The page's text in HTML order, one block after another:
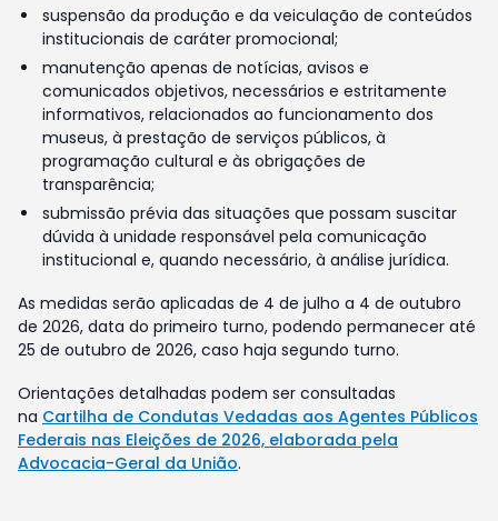
suspensão da produção e da veiculação de conteúdos
institucionais de caráter promocional;
manutenção apenas de notícias, avisos e
comunicados objetivos, necessários e estritamente
informativos, relacionados ao funcionamento dos
museus, à prestação de serviços públicos, à
programação cultural e às obrigações de
transparência;
submissão prévia das situações que possam suscitar
dúvida à unidade responsável pela comunicação
institucional e, quando necessário, à análise jurídica.
As medidas serão aplicadas de 4 de julho a 4 de outubro
de 2026, data do primeiro turno, podendo permanecer até
25 de outubro de 2026, caso haja segundo turno.
Orientações detalhadas podem ser consultadas
na Cartilha de Condutas Vedadas aos Agentes Públicos
Federais nas Eleições de 2026, elaborada pela
Advocacia-Geral da União.